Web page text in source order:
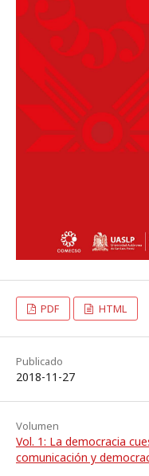
PDF HTML
Publicado
2018-11-27
Volumen
Vol. 1: La democracia
comunicación y